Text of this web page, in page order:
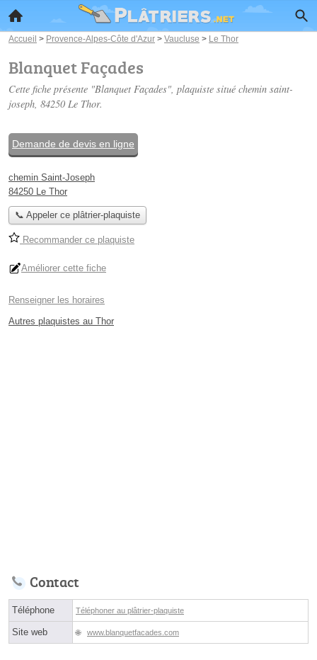
Accueil > Provence-Alpes-Côte d'Azur > Vaucluse > Le Thor
Blanquet Façades
Cette fiche présente "Blanquet Façades", plaquiste situé chemin saint-
joseph, 84250 Le Thor.
Demande de devis en ligne
chemin Saint-Joseph
84250 Le Thor
📞 Appeler ce plâtrier-plaquiste
Recommander ce plaquiste
Améliorer cette fiche
Renseigner les horaires
Autres plaquistes au Thor
Contact
Téléphone Téléphoner au plâtrier-plaquiste
Site web www.blanquetfacades.com